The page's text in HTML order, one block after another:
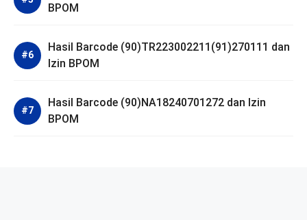
BPOM
Hasil Barcode (90)TR223002211(91)270111 dan
Izin BPOM
Hasil Barcode (90)NA18240701272 dan Izin
BPOM